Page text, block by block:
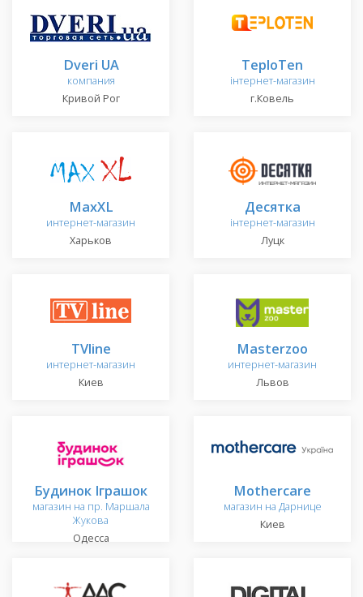
Dveri UA
компания
Кривой Рог
TeploTen
інтернет-магазин
г.Ковель
MaxXL
интернет-магазин
Харьков
Десятка
інтернет-магазин
Луцк
TVline
интернет-магазин
Киев
Masterzoo
интернет-магазин
Львов
Будинок Іграшок
магазин на пр. Маршала
Жукова
Одесса
Mothercare
магазин на Дарнице
Киев